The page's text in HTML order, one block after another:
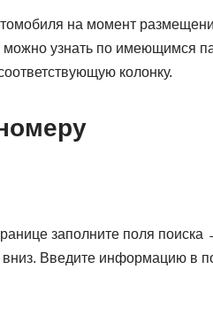
на момент
узнать по имеющимся
колонку.
заполните поля
Введите информацию в